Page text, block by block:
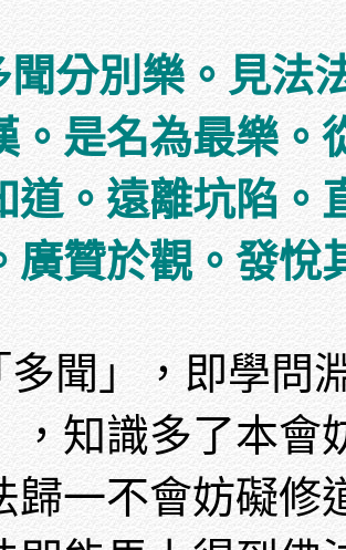
聞分別樂。見法
。是名為最樂。
道。遠離坑陷。
廣贊於觀。發悅
多聞」，即學問
，知識多了本會
歸一不會妨礙修